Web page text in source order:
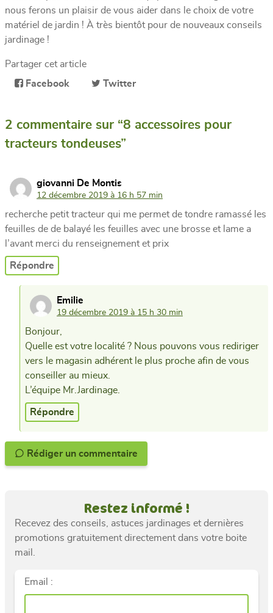
nous ferons un plaisir de vous aider dans le choix de votre
matériel de jardin ! À très bientôt pour de nouveaux conseils
jardinage !
Partager cet article
Facebook
Twitter
2 commentaire sur “8 accessoires pour
tracteurs tondeuses”
giovanni De Montis
12 décembre 2019 à 16 h 57 min
recherche petit tracteur qui me permet de tondre ramassé les
feuilles de de balayé les feuilles avec une brosse et lame a
l’avant merci du renseignement et prix
Répondre
Emilie
19 décembre 2019 à 15 h 30 min
Bonjour,
Quelle est votre localité ? Nous pouvons vous rediriger
vers le magasin adhérent le plus proche afin de vous
conseiller au mieux.
L’équipe Mr.Jardinage.
Répondre
Rédiger un commentaire
Restez informé !
Recevez des conseils, astuces jardinages et dernières
promotions gratuitement directement dans votre boite
mail.
Email :